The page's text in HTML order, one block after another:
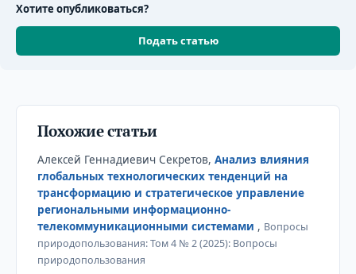
Хотите опубликоваться?
Подать статью
Похожие статьи
Алексей Геннадиевич Секретов, Анализ влияния
глобальных технологических тенденций на
трансформацию и стратегическое управление
региональными информационно-
телекоммуникационными системами , Вопросы
природопользования: Том 4 № 2 (2025): Вопросы
природопользования